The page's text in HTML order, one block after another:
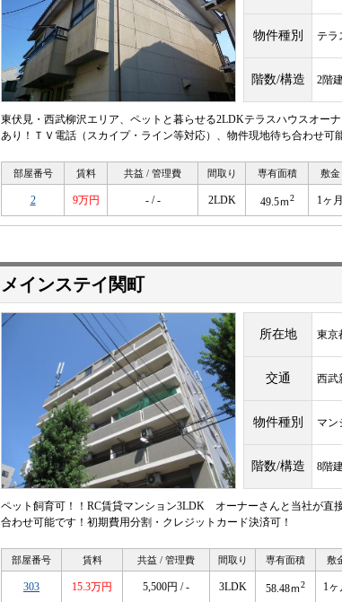
物件種別 テラ
階数/構造 2階
東伏見・西武柳沢エリア、ペットと暮らせる2LDKテラスハウスオー
あり！ＴＶ電話（スカイプ・ライン等対応）、物件現地待ち合わせ可
部屋番号 賃料 共益 / 管理費 間取り 専有面積 敷金
2 9万円 - / - 2LDK 49.5ｍ2 1ヶ月
メインステイ関町
所在地 東京
交通 西
物件種別 マン
階数/構造 8階
ペット飼育可！！RC賃貸マンション3LDK オーナーさんと当社が直
合わせ可能です！初期費用分割・クレジットカード決済可！
部屋番号 賃料 共益 / 管理費 間取り 専有面積 敷
303 15.3万円 5,500円 / - 3LDK 58.48ｍ2 1ヶ